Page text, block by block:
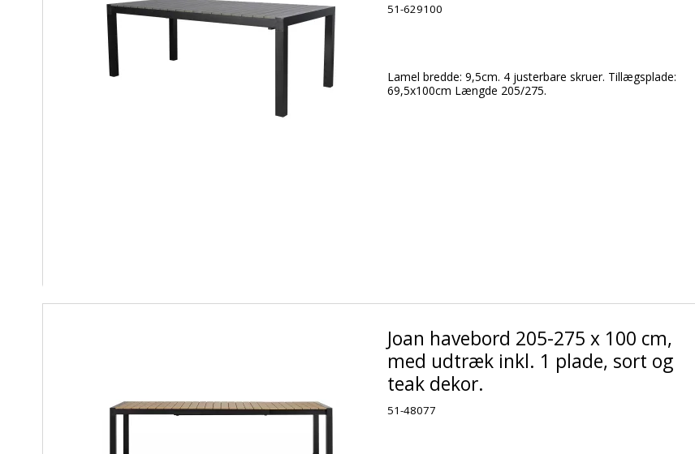
51-629100
Lamel bredde: 9,5cm. 4 justerbare skruer. Tillægsplade:
69,5x100cm Længde 205/275.
Joan havebord 205-275 x 100 cm,
med udtræk inkl. 1 plade, sort og
teak dekor.
51-48077